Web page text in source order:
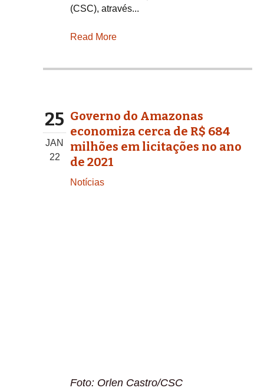
(CSC), através...
Read More
25
JAN
22
Governo do Amazonas
economiza cerca de R$ 684
milhões em licitações no ano
de 2021
Notícias
Foto: Orlen Castro/CSC